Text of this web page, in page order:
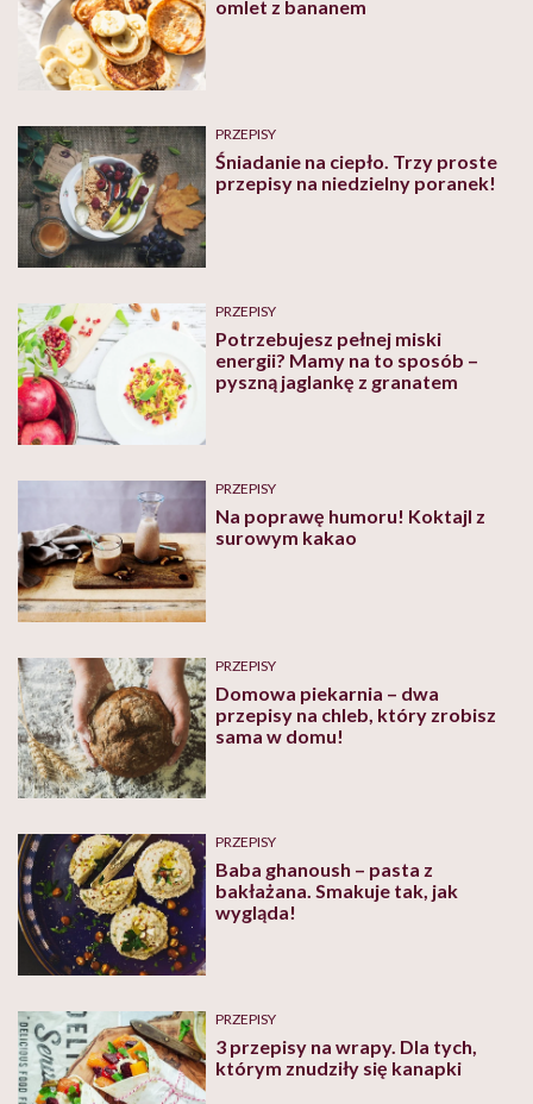
omlet z bananem
PRZEPISY
Śniadanie na ciepło. Trzy proste
przepisy na niedzielny poranek!
PRZEPISY
Potrzebujesz pełnej miski
energii? Mamy na to sposób –
pyszną jaglankę z granatem
PRZEPISY
Na poprawę humoru! Koktajl z
surowym kakao
PRZEPISY
Domowa piekarnia – dwa
przepisy na chleb, który zrobisz
sama w domu!
PRZEPISY
Baba ghanoush – pasta z
bakłażana. Smakuje tak, jak
wygląda!
PRZEPISY
3 przepisy na wrapy. Dla tych,
którym znudziły się kanapki